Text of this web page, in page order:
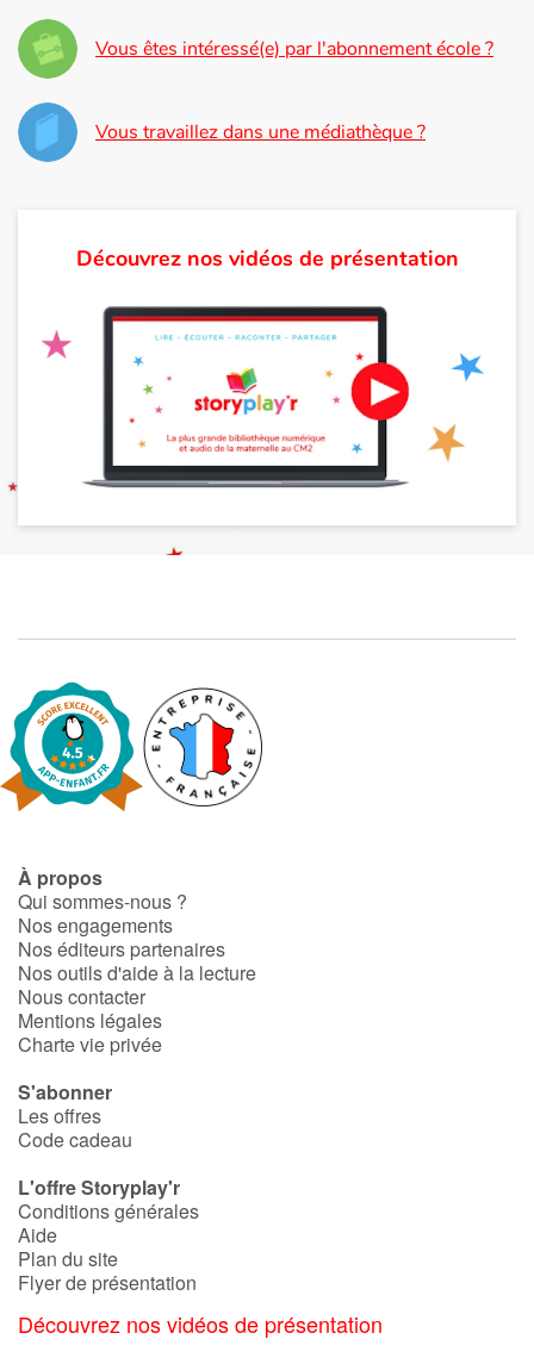
Blog
Actualités
Par thématique
Autour de la lecture
Dyslexie, troubles de la lecture
Nos listes de lecture
Les plus lus
Coups de coeur
Vous êtes intéressé(e) par l'abonnement école ?
Vous travaillez dans une médiathèque ?
Découvrez nos vidéos de présentation
À propos
Qui sommes-nous ?
Nos engagements
Nos éditeurs partenaires
Nos outils d'aide à la lecture
Nous contacter
Mentions légales
Charte vie privée
S'abonner
Les offres
Code cadeau
L'offre Storyplay'r
Conditions générales
Aide
Plan du site
Flyer de présentation
Découvrez nos vidéos de présentation